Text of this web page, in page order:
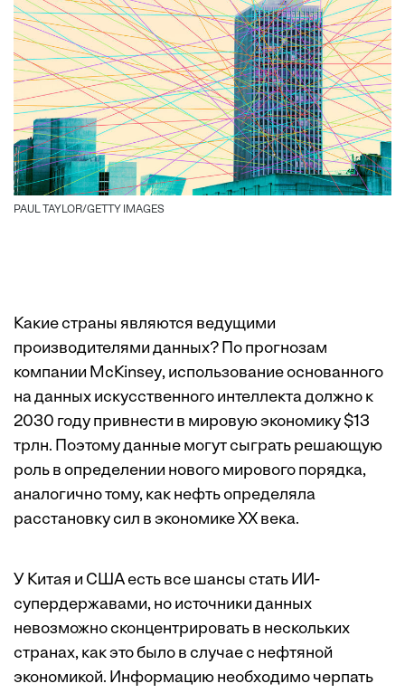
PAUL TAYLOR/GETTY IMAGES
Какие страны являются ведущими
производителями данных? По прогнозам
компании McKinsey, использование основанного
на данных искусственного интеллекта должно к
2030 году привнести в мировую экономику $13
трлн. Поэтому данные могут сыграть решающую
роль в определении нового мирового порядка,
аналогично тому, как нефть определяла
расстановку сил в экономике ХХ века.
У Китая и США есть все шансы стать ИИ-
супердержавами, но источники данных
невозможно сконцентрировать в нескольких
странах, как это было в случае с нефтяной
экономикой. Информацию необходимо черпать